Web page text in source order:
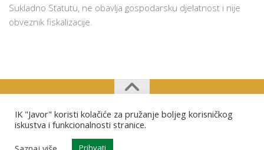
Sukladno Statutu, ne obavlja gospodarsku djelatnost i nije
obveznik fiskalizacije.
Izviđački klub "Javor" Osijek © 2026. Sva prava pridržana.
IK "Javor" koristi kolačiće za pružanje boljeg korisničkog
iskustva i funkcionalnosti stranice.
Prihvati